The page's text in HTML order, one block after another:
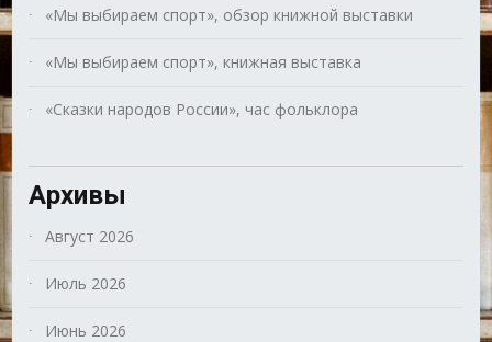
«Мы выбираем спорт», обзор книжной выставки
«Мы выбираем спорт», книжная выставка
«Сказки народов России», час фольклора
Архивы
Август 2026
Июль 2026
Июнь 2026